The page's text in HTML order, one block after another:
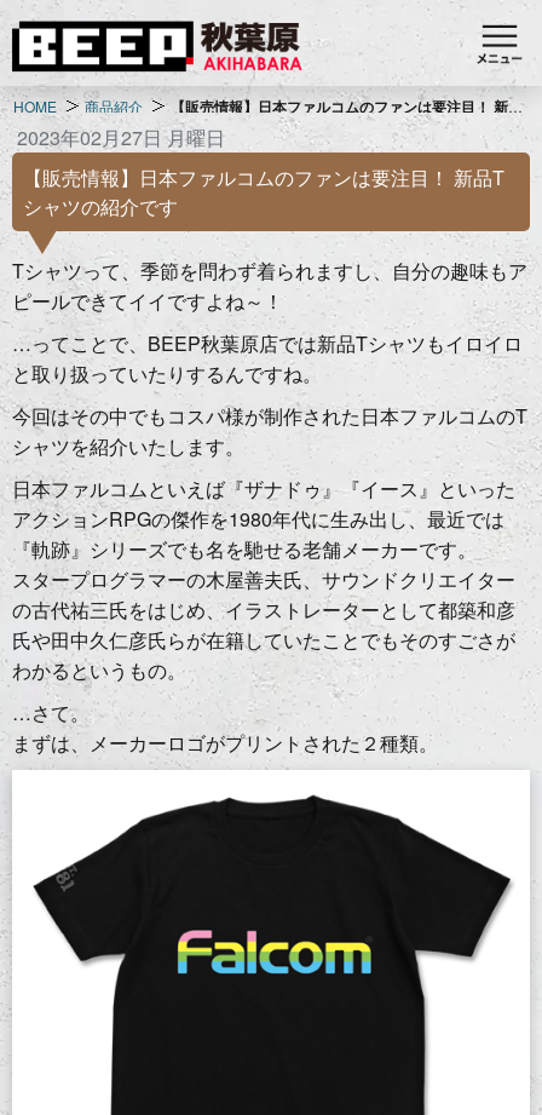
HOME 商品紹介 【販売情報】日本ファルコムのファンは要注目！ 新品Tシャツの紹介です
2023年02月27日 月曜日
【販売情報】日本ファルコムのファンは要注目！ 新品T
シャツの紹介です
Tシャツって、季節を問わず着られますし、自分の趣味もア
ピールできてイイですよね～！
…ってことで、BEEP秋葉原店では新品Tシャツもイロイロ
と取り扱っていたりするんですね。
今回はその中でもコスパ様が制作された日本ファルコムのT
シャツを紹介いたします。
日本ファルコムといえば『ザナドゥ』『イース』といった
アクションRPGの傑作を1980年代に生み出し、最近では
『軌跡』シリーズでも名を馳せる老舗メーカーです。
スタープログラマーの木屋善夫氏、サウンドクリエイター
の古代祐三氏をはじめ、イラストレーターとして都築和彦
氏や田中久仁彦氏らが在籍していたことでもそのすごさが
わかるというもの。
…さて。
まずは、メーカーロゴがプリントされた２種類。